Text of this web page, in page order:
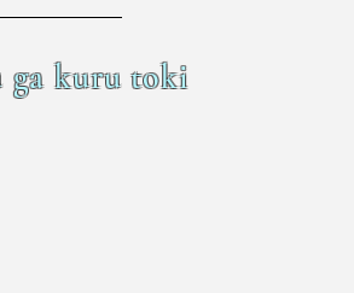
ga kuru toki